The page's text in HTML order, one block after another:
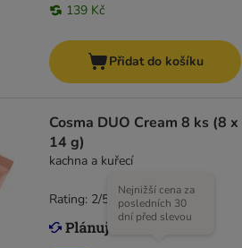
139 Kč
Přidat do košíku
Cosma DUO Cream 8 ks (8 x
14 g)
kachna a kuřecí
Nejnižší cena za
posledních 30
dní před slevou
Rating: 2/5 (5